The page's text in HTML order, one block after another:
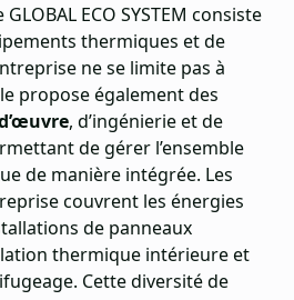
ECO SYSTEM consiste
thermiques et de
ne se limite pas à
propose également des
, d’ingénierie et de
de gérer l’ensemble
de manière intégrée. Les
couvrent les énergies
de panneaux
thermique intérieure et
Cette diversité de